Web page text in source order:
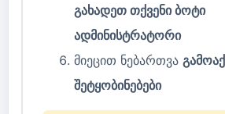
გახადეთ თქვენი ბოტი
ადმინისტრატორი
მიეცით ნებართვა
შეტყობინებები